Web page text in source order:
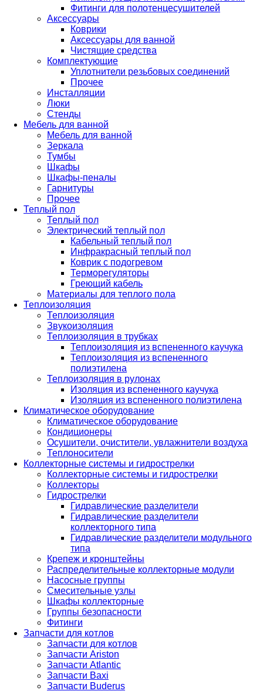
Фитинги для полотенцесушителей
Аксессуары
Коврики
Аксессуары для ванной
Чистящие средства
Комплектующие
Уплотнители резьбовых соединений
Прочее
Инсталляции
Люки
Стенды
Мебель для ванной
Мебель для ванной
Зеркала
Тумбы
Шкафы
Шкафы-пеналы
Гарнитуры
Прочее
Теплый пол
Теплый пол
Электрический теплый пол
Кабельный теплый пол
Инфракрасный теплый пол
Коврик с подогревом
Терморегуляторы
Греющий кабель
Материалы для теплого пола
Теплоизоляция
Теплоизоляция
Звукоизоляция
Теплоизоляция в трубках
Теплоизоляция из вспененного каучука
Теплоизоляция из вспененного
полиэтилена
Теплоизоляция в рулонах
Изоляция из вспененного каучука
Изоляция из вспененного полиэтилена
Климатическое оборудование
Климатическое оборудование
Кондиционеры
Осушители, очистители, увлажнители воздуха
Теплоносители
Коллекторные системы и гидрострелки
Коллекторные системы и гидрострелки
Коллекторы
Гидрострелки
Гидравлические разделители
Гидравлические разделители
коллекторного типа
Гидравлические разделители модульного
типа
Крепеж и кронштейны
Распределительные коллекторные модули
Насосные группы
Смесительные узлы
Шкафы коллекторные
Группы безопасности
Фитинги
Запчасти для котлов
Запчасти для котлов
Запчасти Ariston
Запчасти Atlantic
Запчасти Baxi
Запчасти Buderus